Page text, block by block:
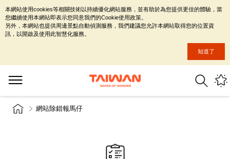
網站除錯報馬仔
本網站使用cookies等相關技術以持續優化網站服務，並有助於為您提供更佳的體驗，當
您繼續使用本網站即表示您同意我們的Cookie使用政策。
另外，本網站也提供周邊景點自動偵測服務，我們建議您允許本網站取得您的位置資
訊，以開啟及使用此智慧化服務。
知道了